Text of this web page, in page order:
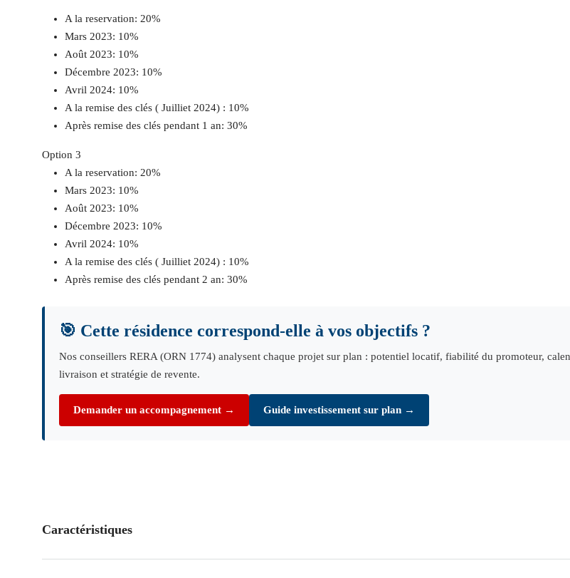
A la reservation: 20%
Mars 2023: 10%
Août 2023: 10%
Décembre 2023: 10%
Avril 2024: 10%
A la remise des clés ( Juilliet 2024) : 10%
Après remise des clés pendant 1 an: 30%
Option 3
A la reservation: 20%
Mars 2023: 10%
Août 2023: 10%
Décembre 2023: 10%
Avril 2024: 10%
A la remise des clés ( Juilliet 2024) : 10%
Après remise des clés pendant 2 an: 30%
🎯 Cette résidence correspond-elle à vos objectifs ?
Nos conseillers RERA (ORN 1774) analysent chaque projet sur plan : potentiel locatif, fiabilité du promoteur,
livraison et stratégie de revente.
Demander un accompagnement → Guide investissement sur plan →
Caractéristiques